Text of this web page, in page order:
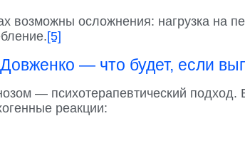
возможны осложнения: нагрузка на
[5]
— что будет, если
— психотерапевтический
реакции: